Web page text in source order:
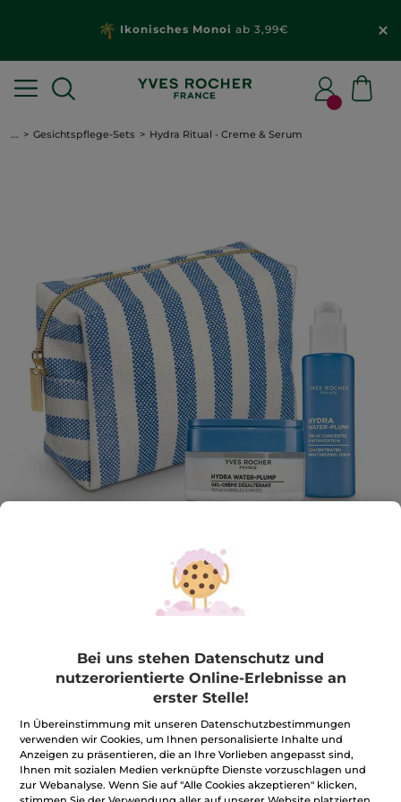
Ikonisches Monoi ab 3,99€
... Gesichtspflege-Sets Hydra Ritual - Creme & Serum
Hydra Ritual - Creme & Serum
Spendet 100h Feuchtigkeit und polstert auf
1 Stück
★★★★★
★★★★★
von
Sternen.
Bewertungen
anzeigen.
Ritual
(15) BEWERTUNG VERFASSEN
-50% 26,99€* 53,80€
Menge
Bei uns stehen Datenschutz und
nutzerorientierte Online-Erlebnisse an
erster Stelle!
In Übereinstimmung mit unseren Datenschutzbestimmungen
verwenden wir Cookies, um Ihnen personalisierte Inhalte und
Anzeigen zu präsentieren, die an Ihre Vorlieben angepasst sind,
Ihnen mit sozialen Medien verknüpfte Dienste vorzuschlagen und
zur Webanalyse. Wenn Sie auf "Alle Cookies akzeptieren" klicken,